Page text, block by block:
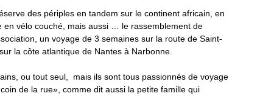
des périples en tandem sur le continent africain, en
en vélo couché, mais aussi … le rassemblement de
un voyage de 3 semaines sur la route de Saint-
la côte atlantique de Nantes à Narbonne.
ou tout seul, mais ils sont tous passionnés de voyage
de la rue», comme dit aussi la petite famille qui